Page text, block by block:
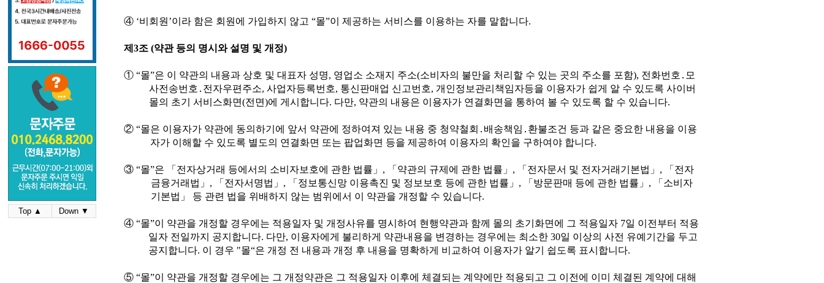
Top ▲ Down ▼
④ ‘비회원 ’이라 함은 회원에 가입하지 않고 “몰”이 제공하는 서비스를 이용하는 자를 말합니다.
제 3조 (약관 등의 명시와 설명 및 개정)
① “몰”은 이 약관의 내용과 상호 및 대표자 성명, 영업소 소재지 주소(소비자의 불만을 처리할 수 있는 곳의 주소를 포함), 전화번호 ․ 모
사전송번호 ․ 전자우편주소, 사업자등록번호, 통신판매업 신고번호, 개인정보관리책임자등을 이용자가 쉽게 알 수 있도록 사이버
몰의 초기 서비스화면(전면)에 게시합니다. 다만, 약관의 내용은 이용자가 연결화면을 통하여 볼 수 있도록 할 수 있습니다.
② “몰은 이용자가 약관에 동의하기에 앞서 약관에 정하여져 있는 내용 중 청약철회 ․ 배송책임 ․ 환불조건 등과 같은 중요한 내용을 이용
자가 이해할 수 있도록 별도의 연결화면 또는 팝업화면 등을 제공하여 이용자의 확인을 구하여야 합니다.
③ “몰”은 「 전자상거래 등에서의 소비자보호에 관한 법률 」 , 「 약관의 규제에 관한 법률 」 , 「 전자문서 및 전자거래기본법 」 , 「 전자
금융거래법 」 , 「 전자서명법 」 , 「 정보통신망 이용촉진 및 정보보호 등에 관한 법률 」 , 「 방문판매 등에 관한 법률 」 , 「 소비자
기본법 」 등 관련 법을 위배하지 않는 범위에서 이 약관을 개정할 수 있습니다.
④ “몰”이 약관을 개정할 경우에는 적용일자 및 개정사유를 명시하여 현행약관과 함께 몰의 초기화면에 그 적용일자 7일 이전부터 적용
일자 전일까지 공지합니다. 다만, 이용자에게 불리하게 약관내용을 변경하는 경우에는 최소한30일 이상의 사전 유예기간을 두고
공지합니다. 이 경우 "몰“은 개정 전 내용과 개정 후 내용을 명확하게 비교하여 이용자가 알기 쉽도록 표시합니다.
⑤ “몰”이 약관을 개정할 경우에는 그 개정약관은 그 적용일자 이후에 체결되는 계약에만 적용되고 그 이전에 이미 체결된 계약에 대해